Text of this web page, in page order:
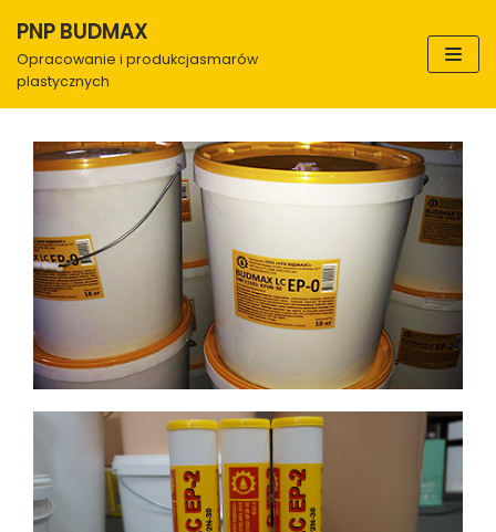
Skocz
do
treści
PNP BUDMAX
Opracowanie i produkcjasmarów
plastycznych